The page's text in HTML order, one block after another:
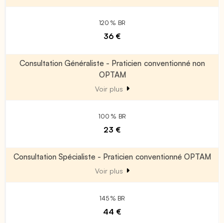
120 % BR
36 €
Consultation Généraliste - Praticien conventionné non
OPTAM
Voir plus
100 % BR
23 €
Consultation Spécialiste - Praticien conventionné OPTAM
Voir plus
145 % BR
44 €